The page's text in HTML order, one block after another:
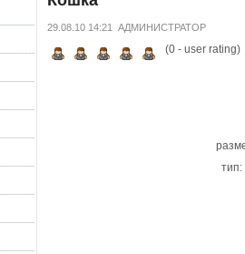
29.08.10 14:21 АДМИНИСТРАТОР
(0- user rating)
тип: